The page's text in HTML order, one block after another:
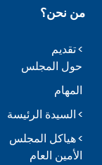
من نحن؟
تقديم
حول المجلس
المهام
السيدة الرئيسة
هياكل المجلس
الأمين العام